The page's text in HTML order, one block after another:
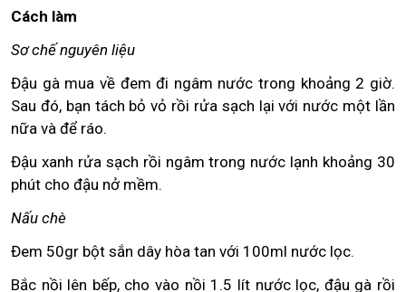
Cách làm
Sơ chế nguyên liệu
Đậu gà mua về đem đi ngâm nước trong khoảng 2 giờ.
Sau đó, bạn tách bỏ vỏ rồi rửa sạch lại với nước một lần
nữa và để ráo.
Đậu xanh rửa sạch rồi ngâm trong nước lạnh khoảng 30
phút cho đậu nở mềm.
Nấu chè
Đem 50gr bột sắn dây hòa tan với 100ml nước lọc.
Bắc nồi lên bếp, cho vào nồi 1.5 lít nước lọc, đậu gà rồi